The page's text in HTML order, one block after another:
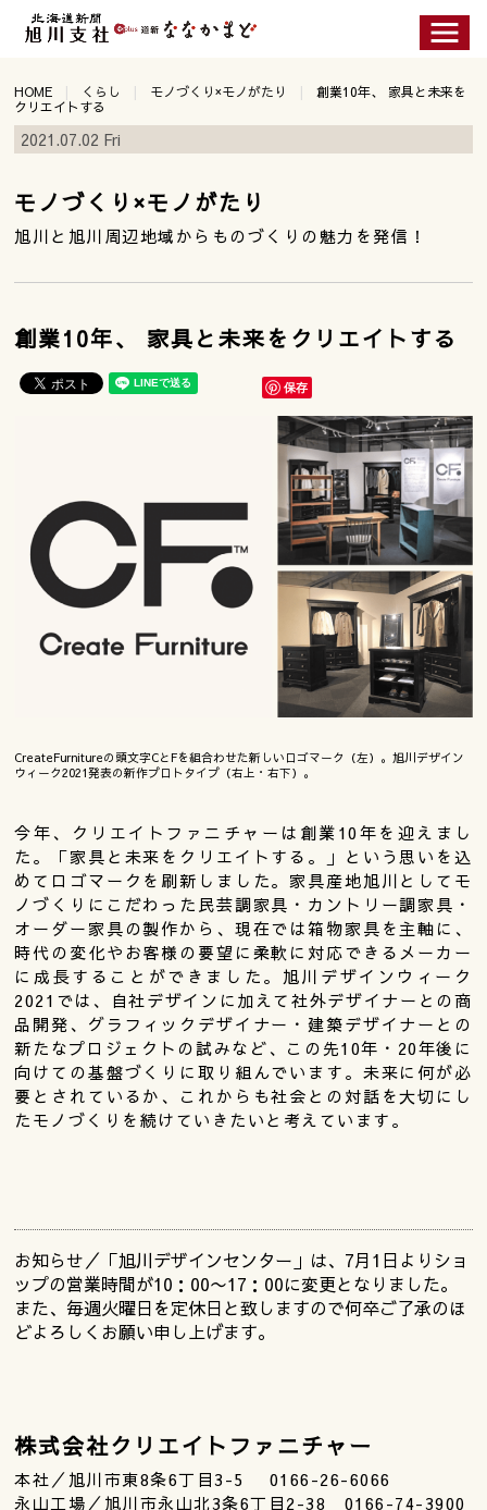
HOME くらし モノづくり×モノがたり
創業10年、 家具と未来を
クリエイトする
2021.07.02 Fri
モノづくり×モノがたり
旭川と旭川周辺地域からものづくりの魅力を発信！
創業10年、 家具と未来をクリエイトする
保存
CreateFurnitureの頭文字CとFを組合わせた新しいロゴマーク（左）。旭川デザイン
ウィーク2021発表の新作プロトタイプ（右上・右下）。
今年、クリエイトファニチャーは創業10年を迎えまし
た。「家具と未来をクリエイトする。」という思いを込
めてロゴマークを刷新しました。家具産地旭川としてモ
ノづくりにこだわった民芸調家具・カントリー調家具・
オーダー家具の製作から、現在では箱物家具を主軸に、
時代の変化やお客様の要望に柔軟に対応できるメーカー
に成長することができました。旭川デザインウィーク
2021では、自社デザインに加えて社外デザイナーとの商
品開発、グラフィックデザイナー・建築デザイナーとの
新たなプロジェクトの試みなど、この先10年・20年後に
向けての基盤づくりに取り組んでいます。未来に何が必
要とされているか、これからも社会との対話を大切にし
たモノづくりを続けていきたいと考えています。
お知らせ／「旭川デザインセンター」は、7月1日よりショ
ップの営業時間が10：00〜17：00に変更となりました。
また、毎週火曜日を定休日と致しますので何卒ご了承のほ
どよろしくお願い申し上げます。
株式会社クリエイトファニチャー
本社／旭川市東8条6丁目3-5 0166-26-6066
永山工場／旭川市永山北3条6丁目2-38 0166-74-3900